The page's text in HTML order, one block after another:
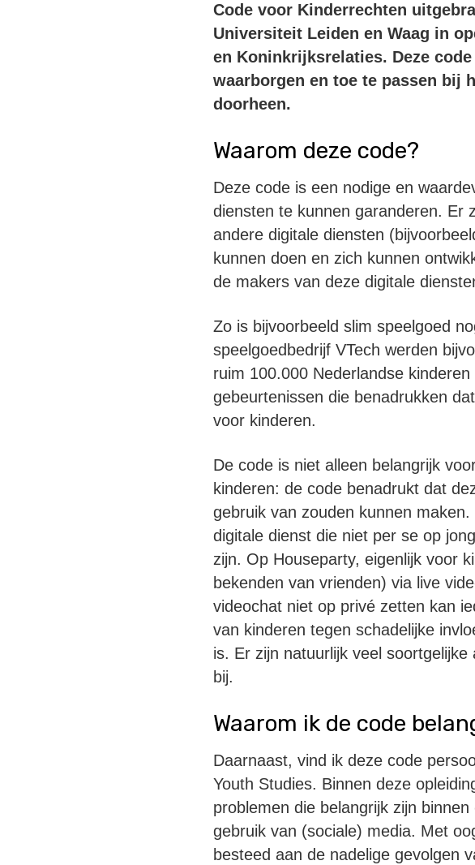
Code voor Kinderrechten
Universiteit Leiden en Waag in
en Koninkrijksrelaties. Deze
waarborgen en toe te passen bij
doorheen.
Waarom deze code?
Deze code is een nodige en
diensten te kunnen garanderen. Er
andere digitale diensten
kunnen doen en zich kunnen
de makers van deze digitale
Zo is bijvoorbeeld slim speelgoed
speelgoedbedrijf VTech werden
ruim 100.000 Nederlandse
gebeurtenissen die benadrukken
voor kinderen.
De code is niet alleen belangrijk
kinderen: de code benadrukt dat
gebruik van zouden kunnen
digitale dienst die niet per se op
zijn. Op Houseparty, eigenlijk voor
bekenden van vrienden) via live
videochat niet op privé zetten kan
van kinderen tegen schadelijke
is. Er zijn natuurlijk veel
bij.
Waarom ik de code
Daarnaast, vind ik deze code
Youth Studies. Binnen deze
problemen die belangrijk zijn
gebruik van (sociale) media. Met
besteed aan de nadelige gevolgen